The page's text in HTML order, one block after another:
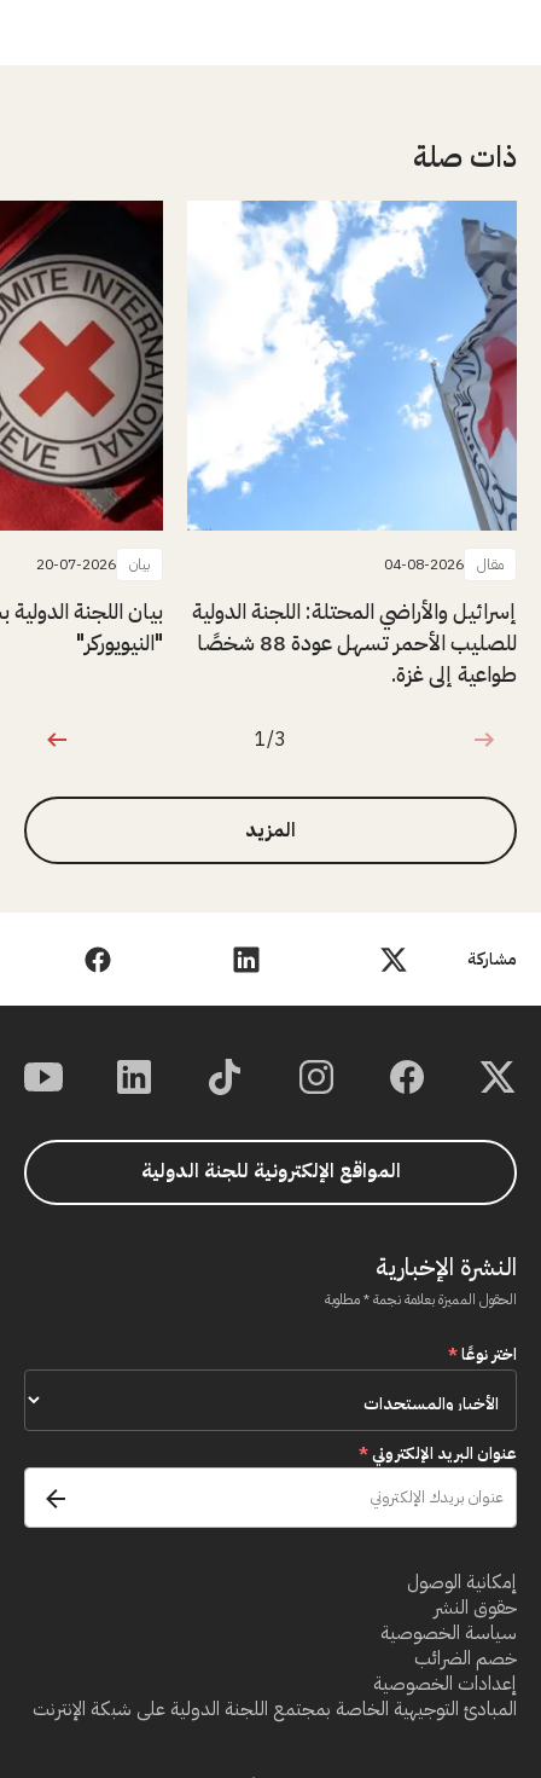
مشاركة
ذات صلة
مقال 04-08-2026
إسرائيل والأراضي المحتلة: اللجنة الدولية
للصليب الأحمر تسهل عودة 88 شخصًا
طواعية إلى غزة.
بيان 20-07-2026
بيان اللجنة
"النيويوركر"
1 من 3
1/3
المزيد
المواقع الإلكترونية للجنة الدولية
النشرة الإخبارية
الحقول المميزة بعلامة نجمة * مطلوبة
اختر نوعًا*
عنوان البريد الإلكتروني*
إمكانية الوصول
حقوق النشر
سياسة الخصوصية
خصم الضرائب
إعدادات الخصوصية
المبادئ التوجيهية الخاصة بمجتمع اللجنة الدولية على شبكة الإنترنت